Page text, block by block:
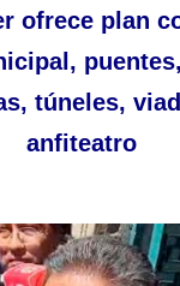
ofrece plan
túneles,
anfiteatro